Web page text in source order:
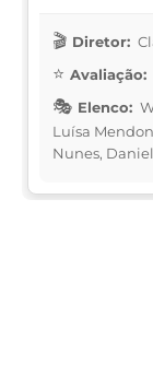
Diretor:
Avaliação:
Elenco:
Luísa
Nunes,